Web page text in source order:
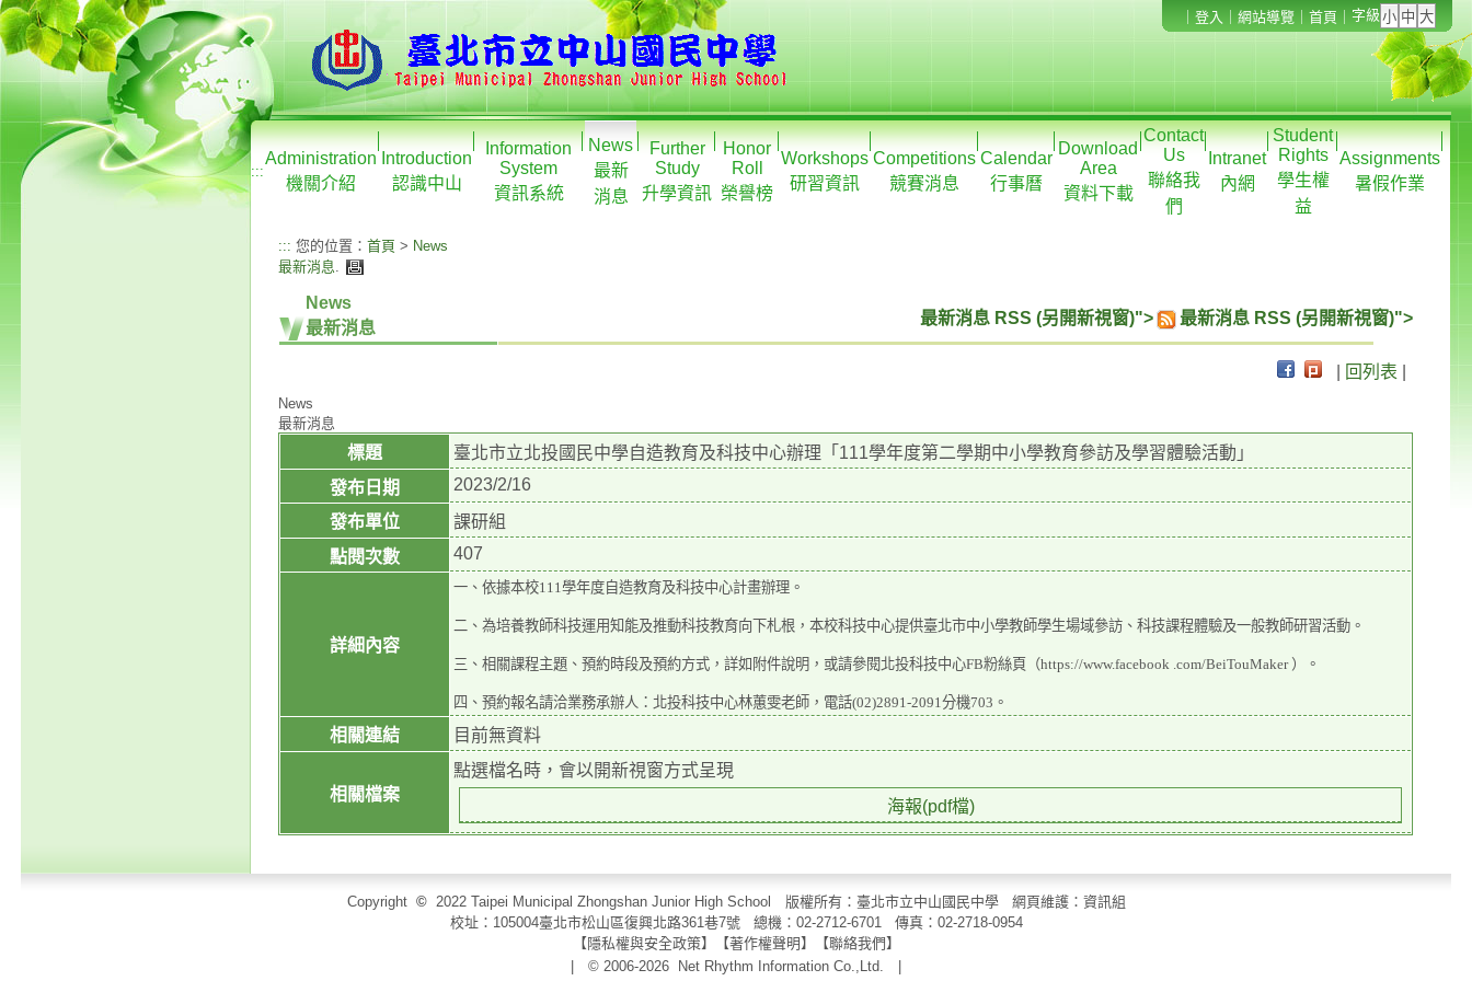
登入 網站導覽 首頁 字級
:::
Administration
機關介紹
Introduction
認識中山
Information
System
資訊系統
News
最新
消息
Further
Study
升學資訊
Honor
Roll
榮譽榜
Workshops
研習資訊
Competitions
競賽消息
Calendar
行事曆
Download
Area
資料下載
Contact
Us
聯絡我
們
Intranet
內網
Student
Rights
學生權
益
Assignments
暑假作業
::: 您的位置： 首頁 > News
最新消息.
News
最新消息
最新消息 RSS (另開新視窗)"> 最新消息 RSS (另開新視窗)">
回列表
News
最新消息
標題
臺北市立北投國民中學自造教育及科技中心辦理「111學年度第二學期中小學教育參訪及學習體驗活動」
發布日期
2023/2/16
發布單位
課研組
點閱次數
407
詳細內容
一、依據本校111學年度自造教育及科技中心計畫辦理。
二、為培養教師科技運用知能及推動科技教育向下札根，本校科技中心提供臺北市中小學教師學生場域參訪、科技課程體驗及一般教師研習活動。
三、相關課程主題、預約時段及預約方式，詳如附件說明，或請參閱北投科技中心FB粉絲頁（https://www.facebook .com/BeiTouMaker ）。
四、預約報名請洽業務承辦人：北投科技中心林蕙雯老師，電話(02)2891-2091分機703。
相關連結 目前無資料
相關檔案
點選檔名時，會以開新視窗方式呈現
海報(pdf檔)
Copyright © 2022 Taipei Municipal Zhongshan Junior High School 版權所有：臺北市立中山國民中學 網頁維護：資訊組
校址：105004臺北市松山區復興北路361巷7號 總機：02-2712-6701 傳真： 02-2718-0954
【隱私權與安全政策】【著作權聲明 】 【聯絡我們 】
| © 2006-2026
Net Rhythm Information Co.,Ltd.